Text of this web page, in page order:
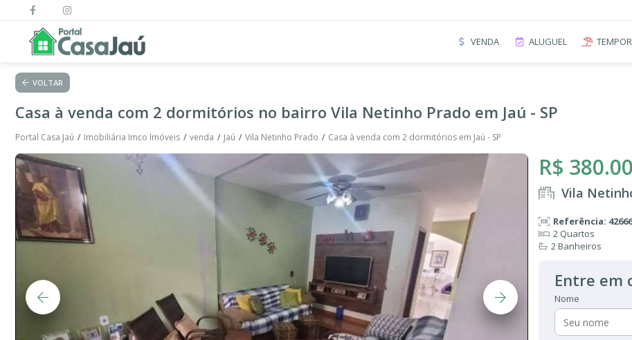
VENDA ALUGUEL
VOLTAR
Casa à venda com 2 dormitórios no bairro Vila Netinho Prado em Jaú - SP
Portal Casa Jaú Imobiliária Imco Imóveis venda Jaú Vila Netinho Prado Casa à venda com 2 dormitórios em Jaú - SP
R$
Vila
Referência: 42666
2 Quartos
2 Banheiros
Entre em
Nome